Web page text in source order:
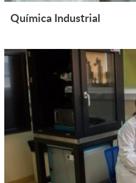
Química Industrial